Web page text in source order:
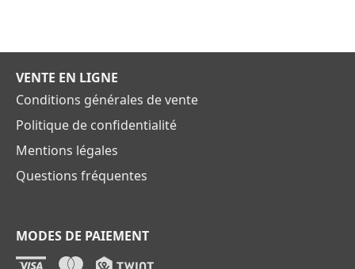
VENTE EN LIGNE
Conditions générales de vente
Politique de confidentialité
Mentions légales
Questions fréquentes
MODES DE PAIEMENT